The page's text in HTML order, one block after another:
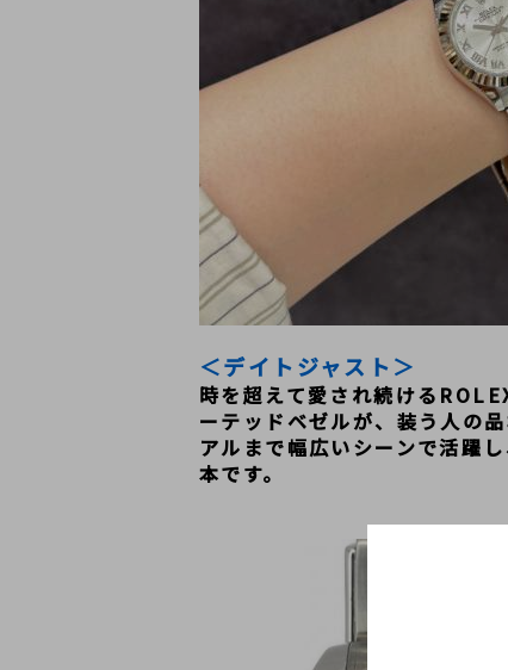
＜デイトジャスト＞
時を超えて愛され続ける
ーテッドベゼルが、装う人の
アルまで幅広いシーンで活躍
本です。